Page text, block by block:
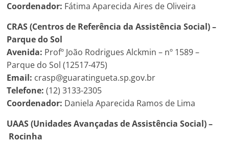
Coordenador: Fátima Aparecida Aires de Oliveira
CRAS (Centros de Referência da Assistência Social) –
Parque do Sol
Avenida: Profº João Rodrigues Alckmin – nº 1589 –
Parque do Sol (12517-475)
Email: crasp@guaratingueta.sp.gov.br
Telefone: (12) 3133-2305
Coordenador: Daniela Aparecida Ramos de Lima
UAAS (Unidades Avançadas de Assistência Social) –
Rocinha